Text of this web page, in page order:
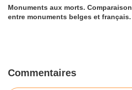
Monuments aux morts. Comparaison
entre monuments belges et français.
Commentaires